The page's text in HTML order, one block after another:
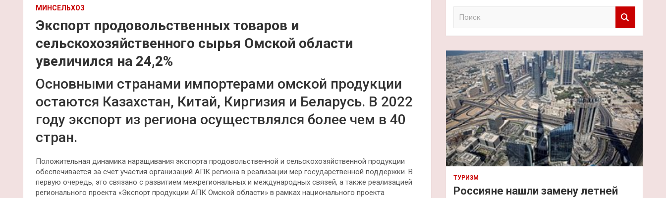
МИНСЕЛЬХОЗ
Экспорт продовольственных товаров и
сельскохозяйственного сырья Омской области
увеличился на 24,2%
Основными странами импортерами омской продукции
остаются Казахстан, Китай, Киргизия и Беларусь. В 2022
году экспорт из региона осуществлялся более чем в 40
стран.
Положительная динамика наращивания экспорта продовольственной и сельскохозяйственной продукции
обеспечивается за счет участия организаций АПК региона в реализации мер государственной поддержки. В
первую очередь, это связано с развитием межрегиональных и международных связей, а также реализацией
регионального проекта «Экспорт продукции АПК Омской области» в рамках национального проекта
к
ТУРИЗМ
Россияне нашли замену летней